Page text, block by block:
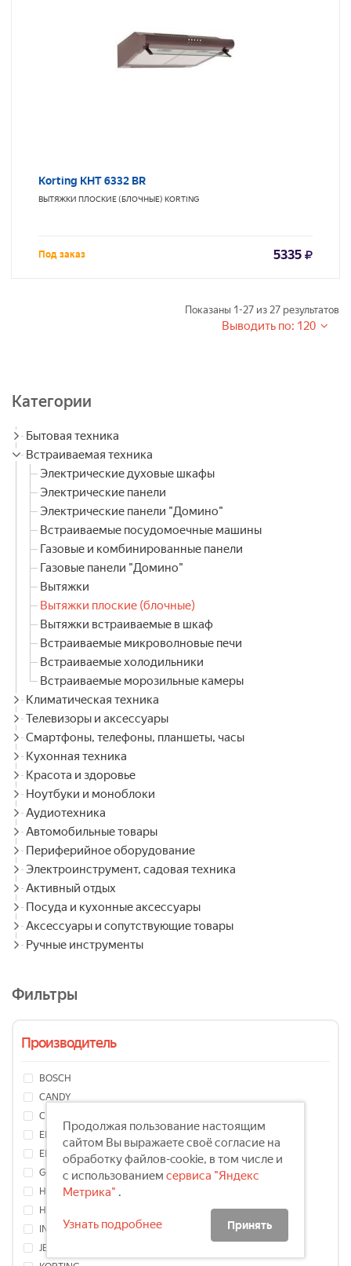
Korting KHT 6332 BR
ВЫТЯЖКИ ПЛОСКИЕ (БЛОЧНЫЕ) KORTING
Под заказ 5335
Показаны 1-27 из 27 результатов
Выводить по: 120
Категории
Бытовая техника
Встраиваемая техника
Электрические духовые шкафы
Электрические панели
Электрические панели "Домино"
Встраиваемые посудомоечные машины
Газовые и комбинированные панели
Газовые панели "Домино"
Вытяжки
Вытяжки плоские (блочные)
Вытяжки встраиваемые в шкаф
Встраиваемые микроволновые печи
Встраиваемые холодильники
Встраиваемые морозильные камеры
Климатическая техника
Телевизоры и аксессуары
Смартфоны, телефоны, планшеты, часы
Кухонная техника
Красота и здоровье
Ноутбуки и моноблоки
Аудиотехника
Автомобильные товары
Периферийное оборудование
Электроинструмент, садовая техника
Активный отдых
Посуда и кухонные аксессуары
Аксессуары и сопутствующие товары
Ручные инструменты
Фильтры
Производитель
BOSCH
CANDY
CENTEK
ELECTROLUX
ELIKOR
GORENJE
HANSA
HOMSair
INDESIT
JET AIR
Продолжая пользование настоящим
сайтом Вы выражаете своё согласие на
обработку файлов-cookie, в том числе и
с использованием сервиса "Яндекс
Метрика" .
Узнать подробнее Принять